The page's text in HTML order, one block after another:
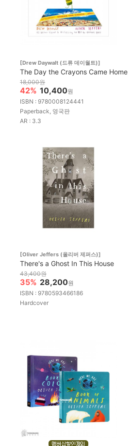
[Drew Daywalt (드류 데이월트)]
The Day the Crayons Came Home
18,000원
42% 10,400원
ISBN : 9780008124441
Paperback, 영국판
AR : 3.3
[Oliver Jeffers (올리버 제퍼스)]
There's a Ghost In This House
43,400원
35% 28,200원
ISBN : 9780593466186
Hardcover